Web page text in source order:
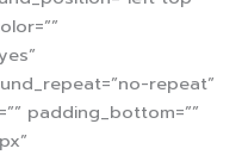
repeat”
padding_bottom=””